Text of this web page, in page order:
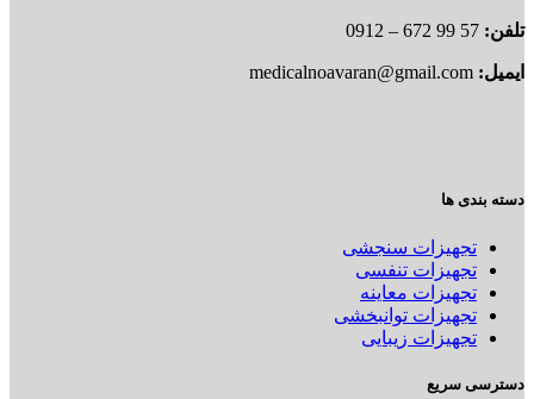
تلفن: 57 99 672 – 0912
ایمیل:
دسته بندی ها
تجهیزات سنجشی
تجهیزات تنفسی
تجهیزات معاینه
تجهیزات توانبخشی
تجهیزات زیبایی
دسترسی سریع